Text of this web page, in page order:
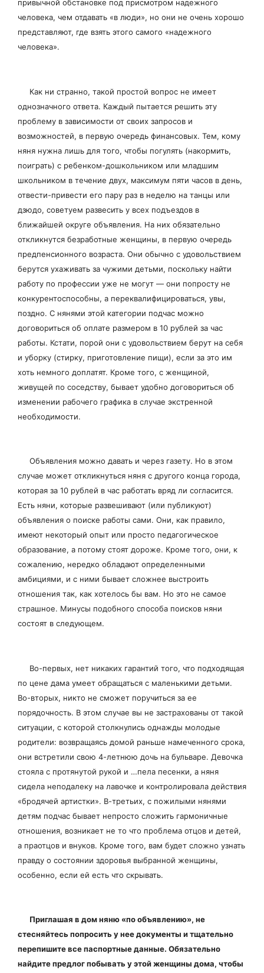
привычной обстановке под присмотром надежного
человека, чем отдавать «в люди», но они не очень хорошо
представляют, где взять этого самого «надежного
человека».
Как ни странно, такой простой вопрос не имеет
однозначного ответа. Каждый пытается решить эту
проблему в зависимости от своих запросов и
возможностей, в первую очередь финансовых. Тем, кому
няня нужна лишь для того, чтобы погулять (накормить,
поиграть) с ребенком-дошкольником или младшим
школьником в течение двух, максимум пяти часов в день,
отвести-привести его пару раз в неделю на танцы или
дзюдо, советуем развесить у всех подъездов в
ближайшей округе объявления. На них обязательно
откликнутся безработные женщины, в первую очередь
предпенсионного возраста. Они обычно с удовольствием
берутся ухаживать за чужими детьми, поскольку найти
работу по профессии уже не могут — они попросту не
конкурентоспособны, а переквалифицироваться, увы,
поздно. С нянями этой категории подчас можно
договориться об оплате размером в 10 рублей за час
работы. Кстати, порой они с удовольствием берут на себя
и уборку (стирку, приготовление пищи), если за это им
хоть немного доплатят. Кроме того, с женщиной,
живущей по соседству, бывает удобно договориться об
изменении рабочего графика в случае экстренной
необходимости.
Объявления можно давать и через газету. Но в этом
случае может откликнуться няня с другого конца города,
которая за 10 рублей в час работать вряд ли согласится.
Есть няни, которые развешивают (или публикуют)
объявления о поиске работы сами. Они, как правило,
имеют некоторый опыт или просто педагогическое
образование, а потому стоят дороже. Кроме того, они, к
сожалению, нередко обладают определенными
амбициями, и с ними бывает сложнее выстроить
отношения так, как хотелось бы вам. Но это не самое
страшное. Минусы подобного способа поисков няни
состоят в следующем.
Во-первых, нет никаких гарантий того, что подходящая
по цене дама умеет обращаться с маленькими детьми.
Во-вторых, никто не сможет поручиться за ее
порядочность. В этом случае вы не застрахованы от такой
ситуации, с которой столкнулись однажды молодые
родители: возвращаясь домой раньше намеченного срока,
они встретили свою 4-летнюю дочь на бульваре. Девочка
стояла с протянутой рукой и …пела песенки, а няня
сидела неподалеку на лавочке и контролировала действия
«бродячей артистки». В-третьих, с пожилыми нянями
детям подчас бывает непросто сложить гармоничные
отношения, возникает не то что проблема отцов и детей,
а праотцов и внуков. Кроме того, вам будет сложно узнать
правду о состоянии здоровья выбранной женщины,
особенно, если ей есть что скрывать.
Приглашая в дом няню «по объявлению», не
стесняйтесь попросить у нее документы и тщательно
перепишите все паспортные данные. Обязательно
найдите предлог побывать у этой женщины дома, чтобы